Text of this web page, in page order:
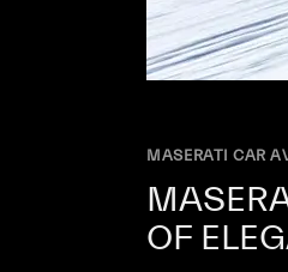
MASERATI CAR
OF